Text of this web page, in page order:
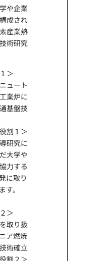
や企業
成され
産業熱
術研究
＞
ュート
業炉に
基盤技
割１＞
研究に
大学や
力する
に取り
す。
＞
取り扱
ア燃焼
術確⽴
割２＞